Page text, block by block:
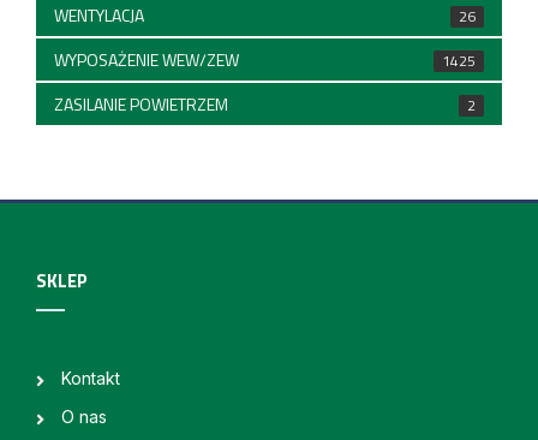
WENTYLACJA 26
WYPOSAŻENIE WEW/ZEW 1425
ZASILANIE POWIETRZEM 2
SKLEP
Kontakt
O nas